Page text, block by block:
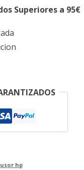
Superiores a 95€
hp